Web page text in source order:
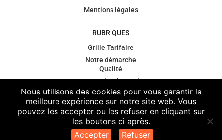
Mentions légales
RUBRIQUES
Grille Tarifaire
Notre démarche
Qualité
Notre Projet de Service
Gouvernance
Contexte
règlementaire
Vos données
personnelles de santé
Nous utilisons des cookies pour vous garantir la
meilleure expérience sur notre site web. Vous
pouvez les accepter ou les refuser en cliquant sur
les boutons ci après.
Accepter
Refuser